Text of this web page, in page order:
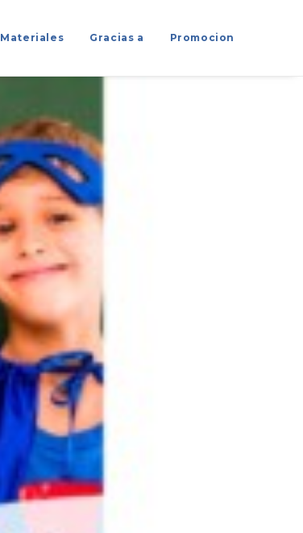
Materiales Gracias a Promocion